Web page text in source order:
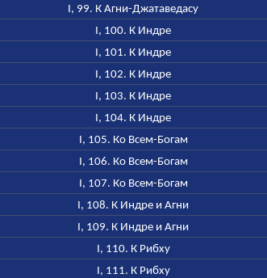
I, 99. К Агни-Джатаведасу
I, 100. К Индре
I, 101. К Индре
I, 102. К Индре
I, 103. К Индре
I, 104. К Индре
I, 105. Ко Всем-Богам
I, 106. Ко Всем-Богам
I, 107. Ко Всем-Богам
I, 108. К Индре и Агни
I, 109. К Индре и Агни
I, 110. К Рибху
I, 111. К Рибху